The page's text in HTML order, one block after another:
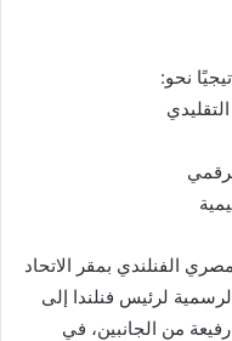
نحو:
الفنلندي بمقر الاتحاد
لرئيس فنلندا إلى
من الجانبين، في